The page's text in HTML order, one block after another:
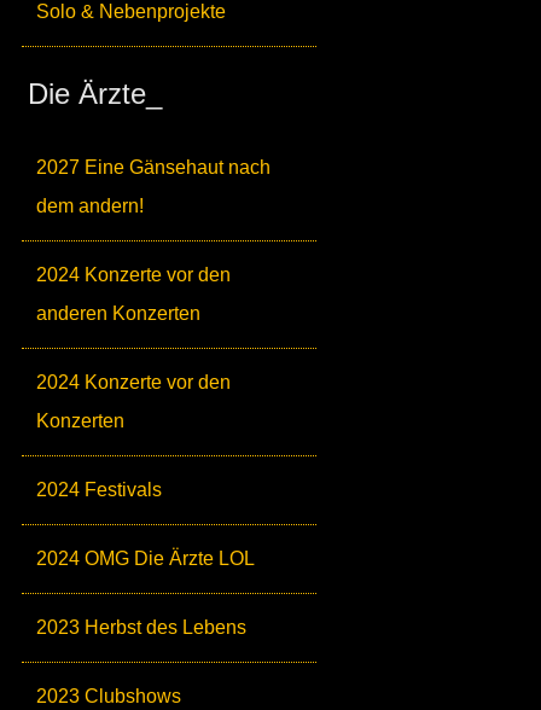
Solo & Nebenprojekte
Die Ärzte_
2027 Eine Gänsehaut nach
dem andern!
2024 Konzerte vor den
anderen Konzerten
2024 Konzerte vor den
Konzerten
2024 Festivals
2024 OMG Die Ärzte LOL
2023 Herbst des Lebens
2023 Clubshows